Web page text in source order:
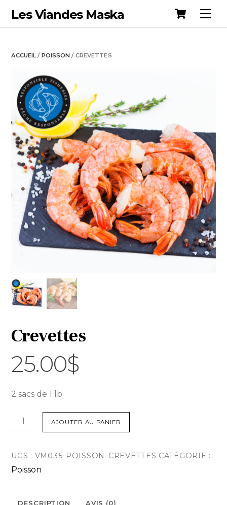
Cart
Les Viandes Maska
ACCUEIL/ POISSON / CREVETTES
Crevettes
25.00$
2 sacs de 1 lb
quantité
de
AJOUTER AU PANIER
UGS : VM035-POISSON-CREVETTES CATÉGORIE :
Poisson
DESCRIPTION AVIS (0)